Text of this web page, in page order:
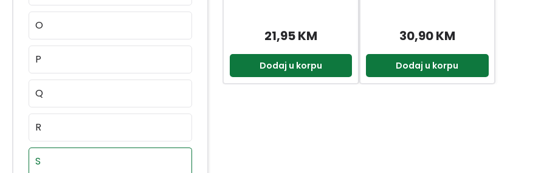
O
P
Q
R
S
21,95 KM
Dodaj u korpu
30,90 KM
Dodaj u korpu